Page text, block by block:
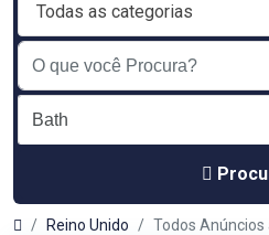
Todas as categorias
Reino Unido Todos